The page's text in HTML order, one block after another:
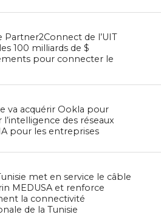
Partner2Connect de l’UIT
100 milliards de $
pour connecter le
va acquérir Ookla pour
des réseaux
pour les entreprises
met en service le câble
MEDUSA et renforce
la connectivité
de la Tunisie